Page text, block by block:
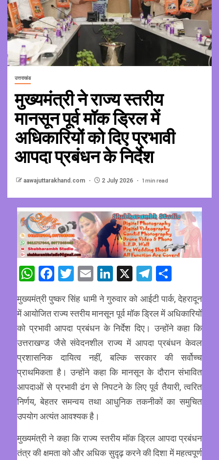
उत्तराखंड
मुख्यमंत्री ने राज्य स्तरीय
मानसून पूर्व मॉक ड्रिल में
अधिकारियों को दिए प्रभावी
आपदा प्रबंधन के निर्देश
aawajuttarakhand.com 2 July 2026 1 min read
WhatsApp
Facebook
Twitter
EmailLinkedIn
X Telegram
मुख्यमंत्री पुष्कर सिंह धामी ने गुरुवार को आईटी पार्क, देहरादून
में आयोजित राज्य स्तरीय मानसून पूर्व मॉक ड्रिल में अधिकारियों
को प्रभावी आपदा प्रबंधन के निर्देश दिए। उन्होंने कहा कि
उत्तराखण्ड जैसे संवेदनशील राज्य में आपदा प्रबंधन केवल
प्रशासनिक दायित्व नहीं, बल्कि सरकार की सर्वोच्च
प्राथमिकता है। उन्होंने कहा कि मानसून के दौरान संभावित
आपदाओं से प्रभावी ढंग से निपटने के लिए पूर्व तैयारी, त्वरित
निर्णय, बेहतर समन्वय तथा आधुनिक तकनीकों का समुचित
उपयोग अत्यंत आवश्यक है।
मुख्यमंत्री ने कहा कि राज्य स्तरीय मॉक ड्रिल आपदा प्रबंधन
तंत्र की क्षमता को और अधिक सुदृढ़ करने की दिशा में महत्वपूर्ण